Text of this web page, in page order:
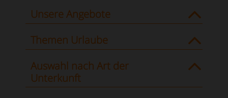
Unsere Angebote
Themen Urlaube
Auswahl nach Art der
Unterkunft